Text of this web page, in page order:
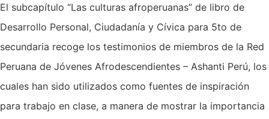
El subcapítulo “Las culturas afroperuanas” de libro de
Desarrollo Personal, Ciudadanía y Cívica para 5to de
secundaria recoge los testimonios de miembros de la Red
Peruana de Jóvenes Afrodescendientes – Ashanti Perú, los
cuales han sido utilizados como fuentes de inspiración
para trabajo en clase, a manera de mostrar la importancia